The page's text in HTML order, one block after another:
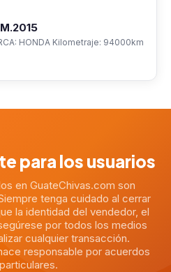
HONDA Kilometraje: 94000km
para los usuarios
en GuateChivas.com son
tenga cuidado al cerrar
la identidad del vendedor, el
por todos los medios
cualquier transacción.
responsable por acuerdos